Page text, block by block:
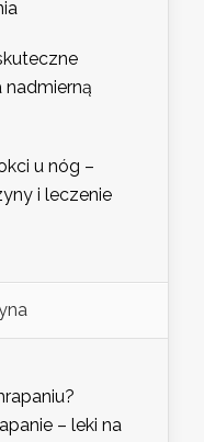
nadmierną
u nóg –
i leczenie
– leki na